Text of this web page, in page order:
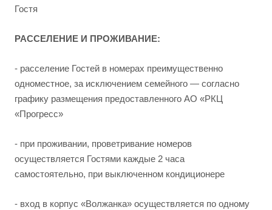
Гостя
РАССЕЛЕНИЕ И ПРОЖИВАНИЕ:
- расселение Гостей в номерах преимущественно
одноместное, за исключением семейного — согласно
графику размещения предоставленного АО «РКЦ
«Прогресс»
- при проживании, проветривание номеров
осуществляется Гостями каждые 2 часа
самостоятельно, при выключенном кондиционере
- вход в корпус «Волжанка» осуществляется по одному